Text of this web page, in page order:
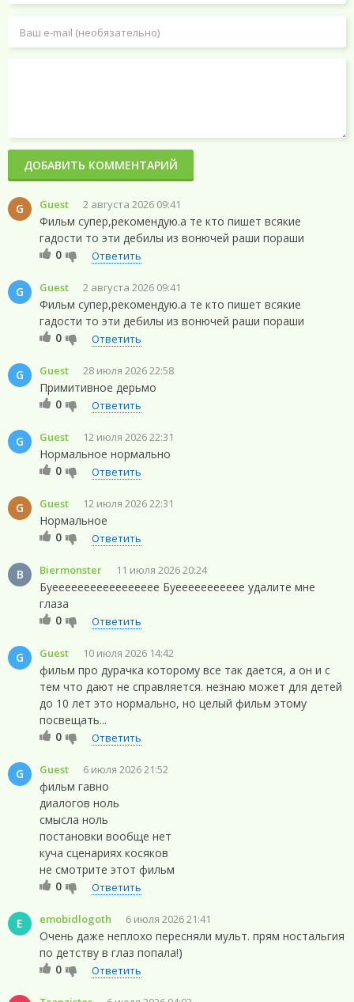
G Guest 2 августа 2026 09:41
Фильм супер,рекомендую.а те кто пишет всякие
гадости то эти дебилы из вонючей раши пораши
0
Ответить
G Guest 2 августа 2026 09:41
Фильм супер,рекомендую.а те кто пишет всякие
гадости то эти дебилы из вонючей раши пораши
0
Ответить
G Guest 28 июля 2026 22:58
Примитивное дерьмо
0
Ответить
G Guest 12 июля 2026 22:31
Нормальное нормально
0
Ответить
G Guest 12 июля 2026 22:31
Нормальное
0
Ответить
B Biermonster 11 июля 2026 20:24
Буеееееееееееееееее Буеееееееееее удалите мне
глаза
0
Ответить
G Guest 10 июля 2026 14:42
фильм про дурачка которому все так дается, а он и с
тем что дают не справляется. незнаю может для детей
до 10 лет это нормально, но целый фильм этому
посвещать...
0
Ответить
G Guest 6 июля 2026 21:52
фильм гавно
диалогов ноль
смысла ноль
постановки вообще нет
куча сценариях косяков
не смотрите этот фильм
0
Ответить
E emobidlogoth 6 июля 2026 21:41
Очень даже неплохо пересняли мульт. прям ностальгия
по детству в глаз попала!)
0
Ответить
ДОБАВИТЬ КОММЕНТАРИЙ